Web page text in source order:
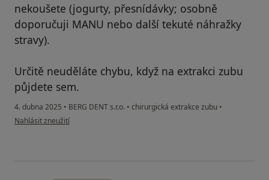
nekoušete (jogurty, přesnídávky; osobně
doporučuji MANU nebo další tekuté náhražky
stravy).
Určitě neuděláte chybu, když na extrakci zubu
půjdete sem.
4. dubna 2025 • BERG DENT s.r.o. • chirurgická extrakce zubu •
podle názoru uživatele Dominik B.
Nahlásit zneužití